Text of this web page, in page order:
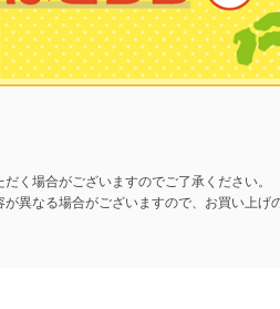
く場合がございますのでご了承ください。
異なる場合がございますので、お買い上げ